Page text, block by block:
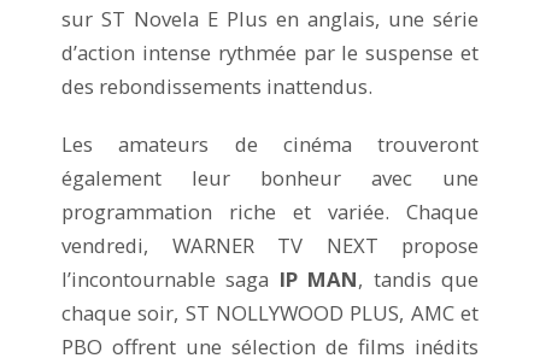
sur ST Novela E Plus en anglais, une série
d’action intense rythmée par le suspense et
des rebondissements inattendus.
Les amateurs de cinéma trouveront
également leur bonheur avec une
programmation riche et variée. Chaque
vendredi, WARNER TV NEXT propose
l’incontournable saga IP MAN, tandis que
chaque soir, ST NOLLYWOOD PLUS, AMC et
PBO offrent une sélection de films inédits